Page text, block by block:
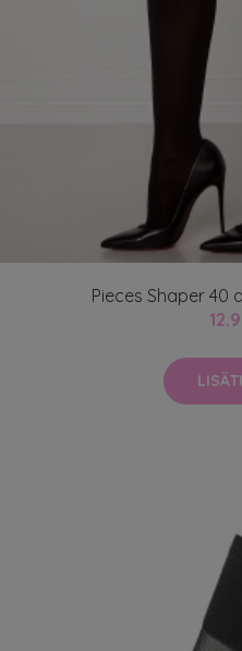
Pieces Shaper 40